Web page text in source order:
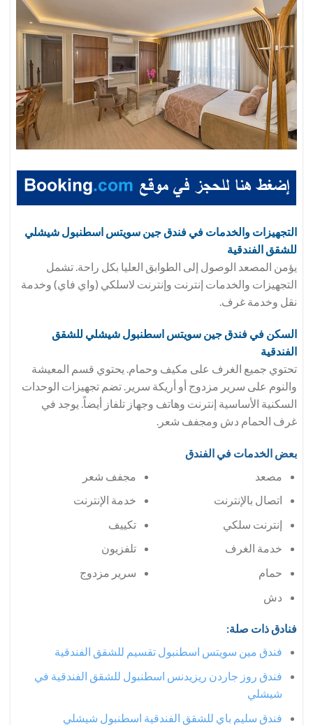
التجهيزات والخدمات في فندق جين سويتس اسطنبول شيشلي
للشقق الفندقية
يؤمن المصعد الوصول إلى الطوابق العليا بكل راحة. تشمل
التجهيزات والخدمات إنترنت وإنترنت لاسلكي (واي فاي) وخدمة
نقل وخدمة غرف.
السكن في فندق جين سويتس اسطنبول شيشلي للشقق
الفندقية
تحتوي جميع الغرف على مكيف وحمام. يحتوي قسم المعيشة
والنوم على سرير مزدوج أو أريكة سرير. تضم تجهيزات الوحدات
السكنية الأساسية إنترنت وهاتف وجهاز تلفاز أيضاً. يوجد في
غرف الحمام دش ومجفف شعر.
بعض الخدمات في الفندق
مصعد
اتصال بالإنترنت
إنترنت سلكي
خدمة الغرف
حمام
دش
مجفف شعر
خدمة الإنترنت
تكييف
تلفزيون
سرير مزدوج
فنادق ذات صلة:
فندق مين سويتس اسطنبول تقسيم للشقق الفندقية
فندق روز جاردن ريزيدنس اسطنبول للشقق الفندقية في
شيشلي
فندق سليم باي للشقق الفندقية اسطنبول شيشلي